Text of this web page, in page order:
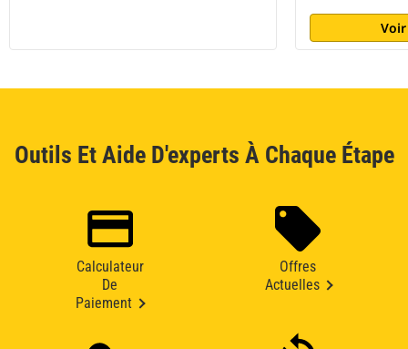
Outils Et Aide D'experts À Chaque Étape
Calculateur
De
Paiement
Offres
Actuelles